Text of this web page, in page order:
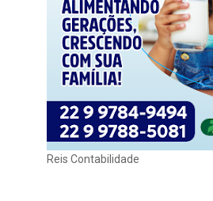
Reis Contabilidade